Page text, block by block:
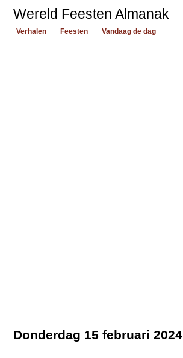
Wereld Feesten Almanak
Verhalen Feesten Vandaag de dag
Donderdag 15 februari 2024